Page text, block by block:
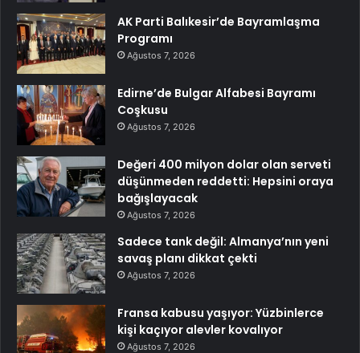
AK Parti Balıkesir’de Bayramlaşma
Programı
Ağustos 7, 2026
Edirne’de Bulgar Alfabesi Bayramı
Coşkusu
Ağustos 7, 2026
Değeri 400 milyon dolar olan serveti
düşünmeden reddetti: Hepsini oraya
bağışlayacak
Ağustos 7, 2026
Sadece tank değil: Almanya’nın yeni
savaş planı dikkat çekti
Ağustos 7, 2026
Fransa kabusu yaşıyor: Yüzbinlerce
kişi kaçıyor alevler kovalıyor
Ağustos 7, 2026